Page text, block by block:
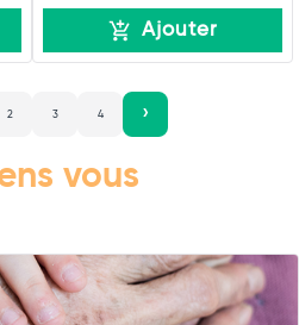
Ajouter
2 3 4
vous